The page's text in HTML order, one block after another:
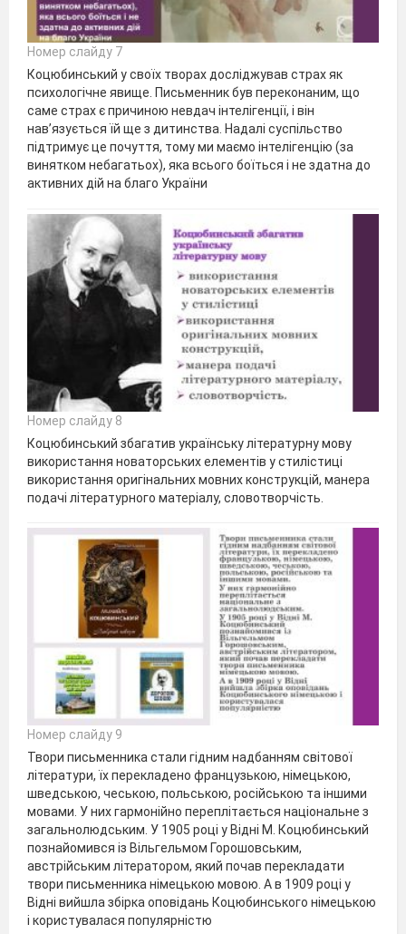
Номер слайду 7
Коцюбинський у своїх творах досліджував страх як
психологічне явище. Письменник був переконаним, що
саме страх є причиною невдач інтелігенції, і він
нав’язується їй ще з дитинства. Надалі суспільство
підтримує це почуття, тому ми маємо інтелігенцію (за
винятком небагатьох), яка всього боїться і не здатна до
активних дій на благо України
Номер слайду 8
Коцюбинський збагатив українську літературну мову
використання новаторських елементів у стилістиці
використання оригінальних мовних конструкцій, манера
подачі літературного матеріалу, словотворчість.
Номер слайду 9
Твори письменника стали гідним надбанням світової
літератури, їх перекладено французькою, німецькою,
шведською, чеською, польською, російською та іншими
мовами. У них гармонійно переплітається національне з
загальнолюдським. У 1905 році у Відні М. Коцюбинський
познайомився із Вільгельмом Горошовським,
австрійським літератором, який почав перекладати
твори письменника німецькою мовою. А в 1909 році у
Відні вийшла збірка оповідань Коцюбинського німецькою
і користувалася популярністю